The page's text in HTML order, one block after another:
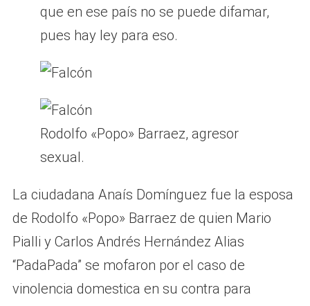
que en ese país no se puede difamar,
pues hay ley para eso.
Rodolfo «Popo» Barraez, agresor
sexual.
La ciudadana Anaís Domínguez fue la esposa
de Rodolfo «Popo» Barraez de quien Mario
Pialli y Carlos Andrés Hernández Alias
“PadaPada” se mofaron por el caso de
vinolencia domestica en su contra para